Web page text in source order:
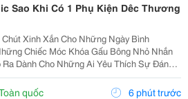
Sao Khi Có 1 Phụ Kiện Dêc Thương
Xinh Xắn Cho Những Ngày Bình
Dành Cho Những Ai Yêu Thích Sự Đáng
Món Đồ Có Dấu Ấn Riêng. Từ Chiếc Balo
Xách Đi Chơi Đến Chùm Chìa Khóa Quen
quốc 6 phút trước